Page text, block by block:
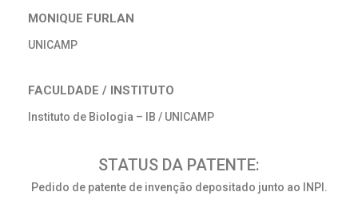
MONIQUE FURLAN
UNICAMP
FACULDADE / INSTITUTO
Instituto de Biologia – IB / UNICAMP
STATUS DA PATENTE:
Pedido de patente de invenção depositado junto ao INPI.